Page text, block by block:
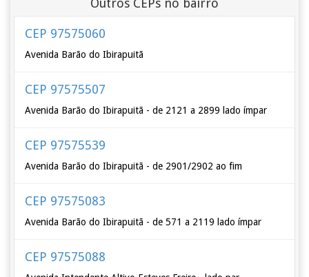
Outros CEPs no bairro
CEP 97575060
Avenida Barão do Ibirapuitã
CEP 97575507
Avenida Barão do Ibirapuitã - de 2121 a 2899 lado ímpar
CEP 97575539
Avenida Barão do Ibirapuitã - de 2901/2902 ao fim
CEP 97575083
Avenida Barão do Ibirapuitã - de 571 a 2119 lado ímpar
CEP 97575088